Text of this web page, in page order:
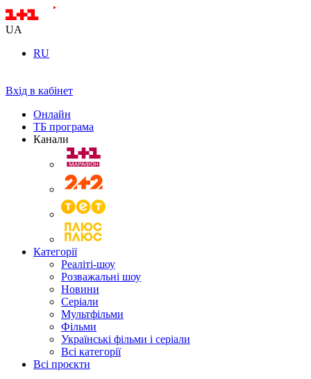
UA
RU
Вхід в кабінет
Онлайн
ТБ програма
Канали
Категорії
Реаліті-шоу
Розважальні шоу
Новини
Серіали
Мультфільми
Фільми
Українські фільми і серіали
Всі категорії
Всі проєкти